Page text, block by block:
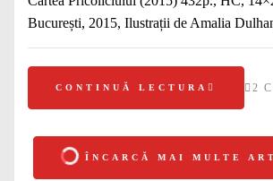
București, 2015, Ilustrații de Amalia
CONTINUĂ LECTURA 2
ÎNCARCĂ MAI MULTE